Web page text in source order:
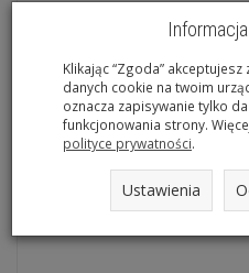
W NASZYCH ZESTAWACH
najwyższej jakości z
UWAGA : Konkurencja
reduktora produkcji
Klikając “Zgoda”
danych cookie na twoim
oznacza zapisywanie tylko
funkcjonowania strony.
polityce prywatności.
Ustawienia